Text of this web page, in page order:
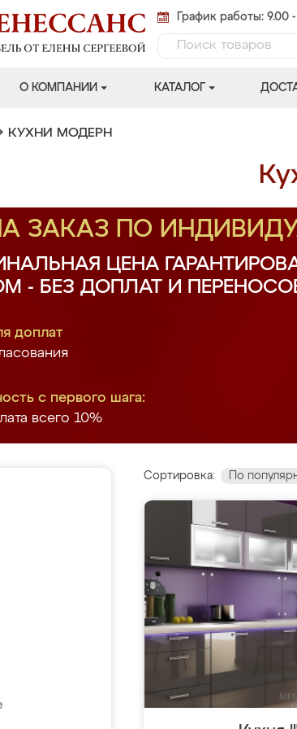
График работы: 9.00
О КОМПАНИИ КАТАЛОГ
КУХНИ МОДЕРН
ЗАКАЗ ПО
ЦЕНА
- БЕЗ ДОПЛАТ И
доплат
с первого шага:
всего 10%
Сортировка: По